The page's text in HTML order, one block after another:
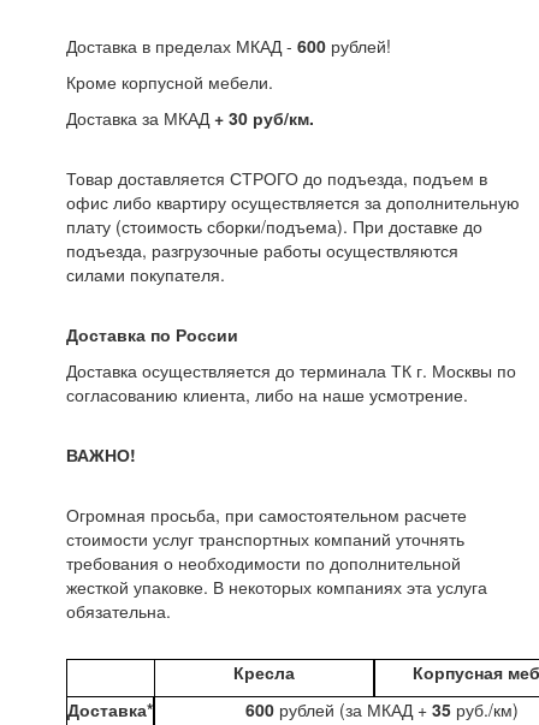
Доставка в пределах МКАД - 600 рублей!
Кроме корпусной мебели.
Доставка за МКАД + 30 руб/км.
Товар доставляется СТРОГО до подъезда, подъем в
офис либо квартиру осуществляется за дополнительную
плату (стоимость сборки/подъема). При доставке до
подъезда, разгрузочные работы осуществляются
силами покупателя.
Доставка по России
Доставка осуществляется до терминала ТК г. Москвы по
согласованию клиента, либо на наше усмотрение.
ВАЖНО!
Огромная просьба, при самостоятельном расчете
стоимости услуг транспортных компаний уточнять
требования о необходимости по дополнительной
жесткой упаковке. В некоторых компаниях эта услуга
обязательна.
Кресла
Корпусная
Доставка*
600 рублей (за МКАД + 35 руб./км)